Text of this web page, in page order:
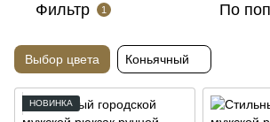
Фильтр 1 По
Выбор цвета Коньячный
НОВИНКА